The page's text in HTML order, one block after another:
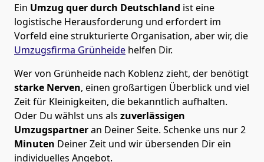
Ein Umzug quer durch Deutschland ist eine
logistische Herausforderung und erfordert im
Vorfeld eine strukturierte Organisation, aber wir, die
Umzugsfirma Grünheide helfen Dir.
Wer von Grünheide nach Koblenz zieht, der benötigt
starke Nerven, einen großartigen Überblick und viel
Zeit für Kleinigkeiten, die bekanntlich aufhalten.
Oder Du wählst uns als zuverlässigen
Umzugspartneran Deiner Seite. Schenke uns nur2
Minuten Deiner Zeit und wir übersenden Dir ein
individuelles Angebot.